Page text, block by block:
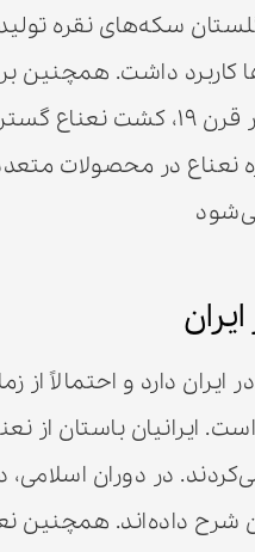
سکه‌های نقره
کاربرد داشت. همچنین
چای استفاده می‌شد. در
نعناع در محصولات
ایرانیان باستان از
در دوران
شرح داده‌اند. همچنین